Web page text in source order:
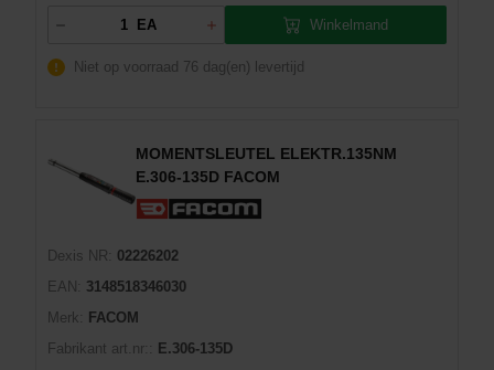
EA Winkelmand
Niet op voorraad 76 dag(en) levertijd
MOMENTSLEUTEL ELEKTR.135NM
E.306-135D FACOM
Dexis NR:
02226202
EAN:
3148518346030
Merk:
FACOM
Fabrikant art.nr::
E.306-135D